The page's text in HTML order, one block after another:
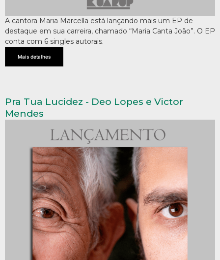
A cantora Maria Marcella está lançando mais um EP de
destaque em sua carreira, chamado “Maria Canta João”. O EP
conta com 6 singles autorais.
Mais detalhes
Pra Tua Lucidez - Deo Lopes e Victor
Mendes